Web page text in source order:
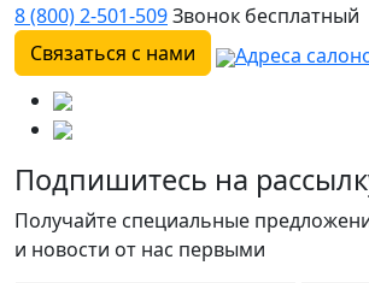
8 (800) 2-501-509Звонок бесплатный
Связаться с нами
Адреса
Подпишитесь на
Получайте специальные
и новости от нас первыми